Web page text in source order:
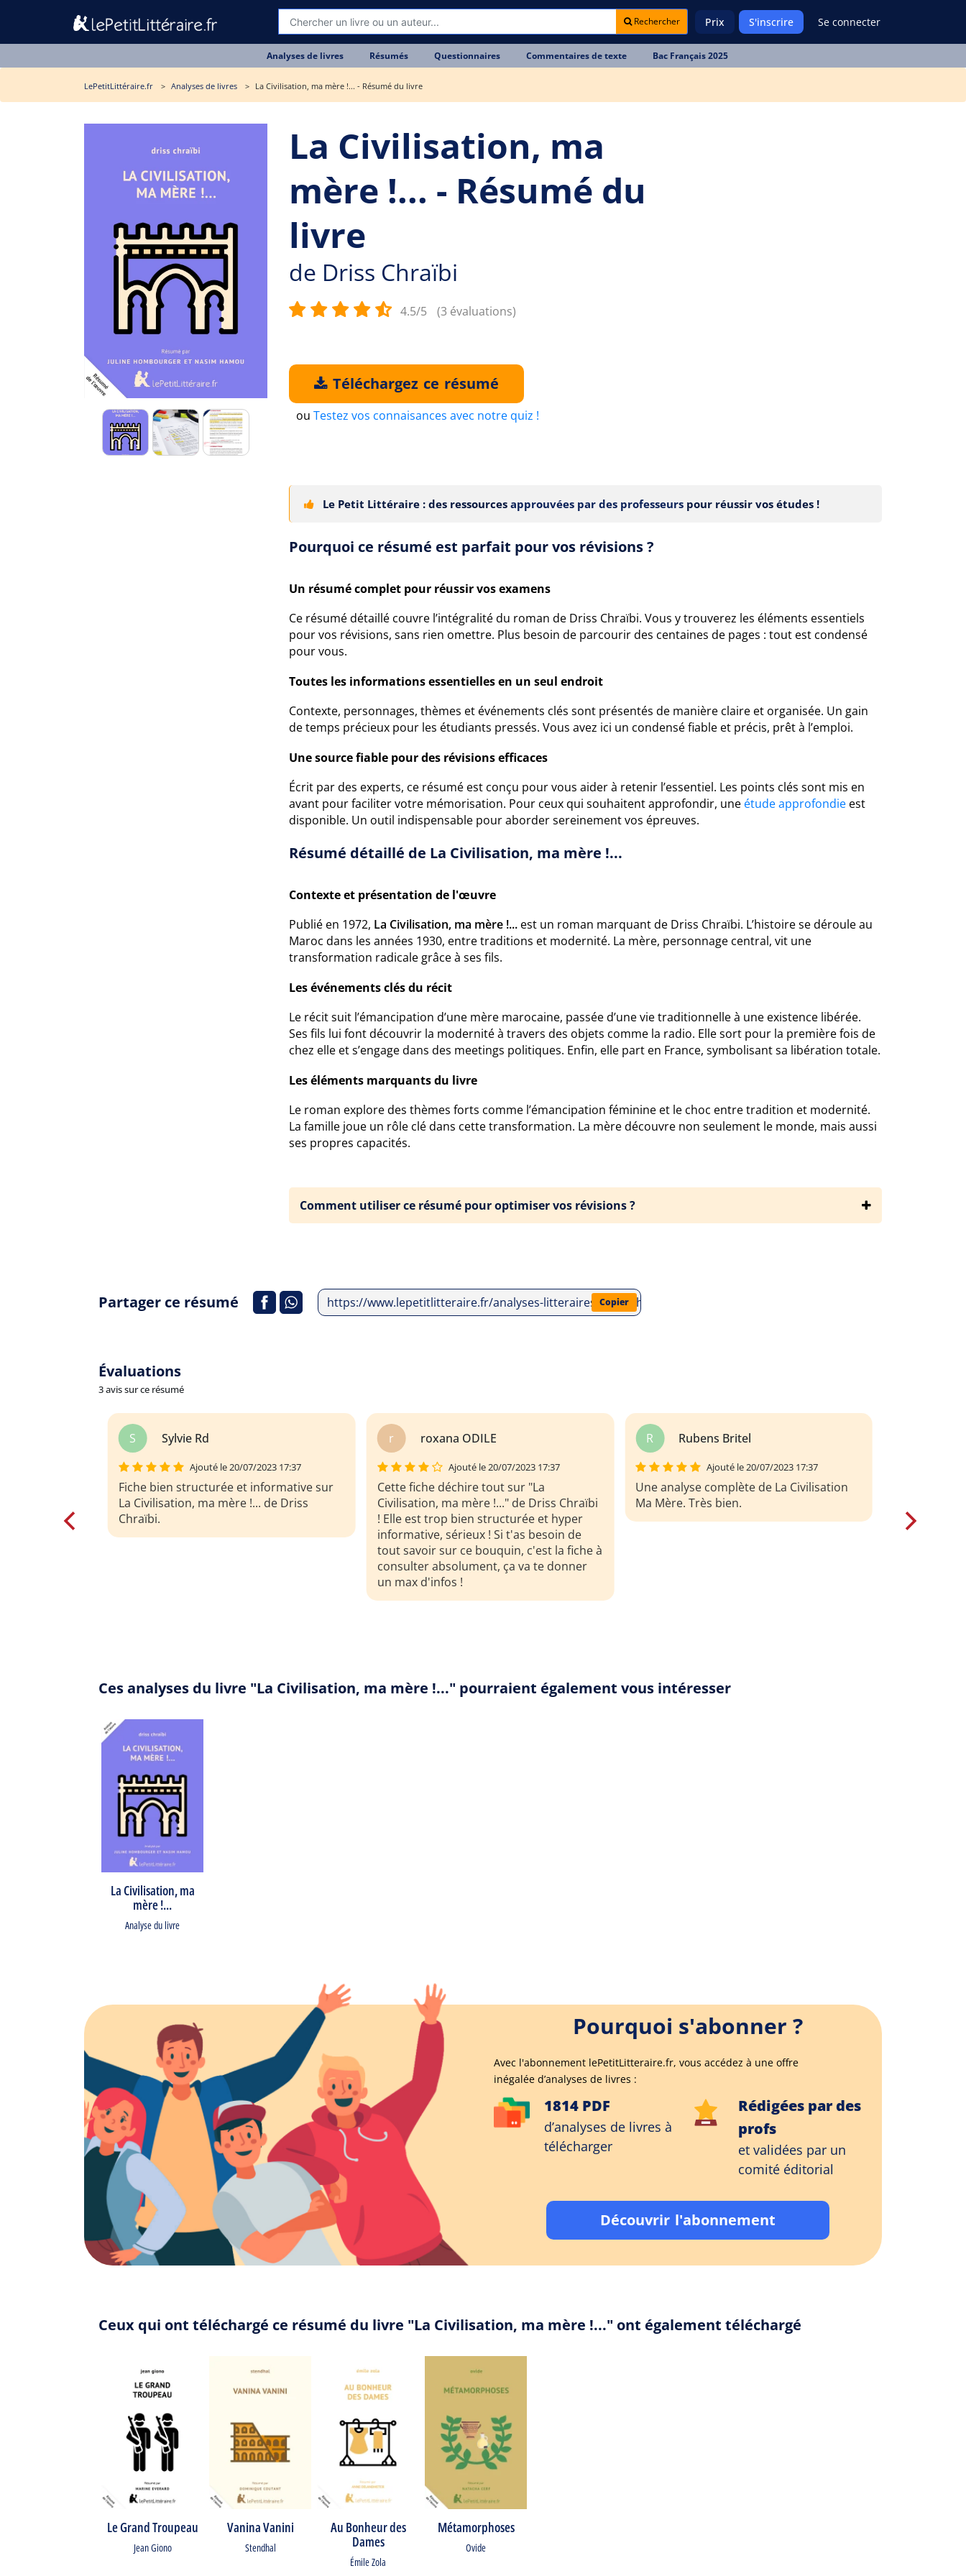
Rechercher Prix S'inscrire Se connecter
Analyses de livres Résumés Questionnaires Commentaires de texte Bac Français 2025
LePetitLittéraire.fr Analyses de livres La Civilisation, ma mère !... - Résumé du livre
La Civilisation, ma
mère !... - Résumé du
livre
de Driss Chraïbi
4.5/5 (3 évaluations)
Téléchargez ce résumé
ou Testez vos connaisances avec notre quiz !
Le Petit Littéraire : des ressources approuvées par des professeurs pour réussir vos études !
Pourquoi ce résumé est parfait pour vos révisions ?
Un résumé complet pour réussir vos examens
Ce résumé détaillé couvre l’intégralité du roman de Driss Chraïbi. Vous y trouverez les éléments essentiels
pour vos révisions, sans rien omettre. Plus besoin de parcourir des centaines de pages : tout est condensé
pour vous.
Toutes les informations essentielles en un seul endroit
Contexte, personnages, thèmes et événements clés sont présentés de manière claire et organisée. Un gain
de temps précieux pour les étudiants pressés. Vous avez ici un condensé fiable et précis, prêt à l’emploi.
Une source fiable pour des révisions efficaces
Écrit par des experts, ce résumé est conçu pour vous aider à retenir l’essentiel. Les points clés sont mis en
avant pour faciliter votre mémorisation. Pour ceux qui souhaitent approfondir, une étude approfondie est
disponible. Un outil indispensable pour aborder sereinement vos épreuves.
Résumé détaillé de La Civilisation, ma mère !...
Contexte et présentation de l'œuvre
Publié en 1972, La Civilisation, ma mère !... est un roman marquant de Driss Chraïbi. L’histoire se déroule au
Maroc dans les années 1930, entre traditions et modernité. La mère, personnage central, vit une
transformation radicale grâce à ses fils.
Les événements clés du récit
Le récit suit l’émancipation d’une mère marocaine, passée d’une vie traditionnelle à une existence libérée.
Ses fils lui font découvrir la modernité à travers des objets comme la radio. Elle sort pour la première fois de
chez elle et s’engage dans des meetings politiques. Enfin, elle part en France, symbolisant sa libération totale.
Les éléments marquants du livre
Le roman explore des thèmes forts comme l’émancipation féminine et le choc entre tradition et modernité.
La famille joue un rôle clé dans cette transformation. La mère découvre non seulement le monde, mais aussi
ses propres capacités.
Comment utiliser ce résumé pour optimiser vos révisions ?
Partager ce résumé https://www.lepetitlitteraire.fr/analyses-litteraires/driss-chraibi/la-civilisation-ma-mere/resume
Copier
Évaluations
3 avis sur ce résumé
r roxana ODILE
Ajouté le 20/07/2023 17:37
Cette fiche déchire tout sur "La
Civilisation, ma mère !..." de Driss Chraïbi
! Elle est trop bien structurée et hyper
informative, sérieux ! Si t'as besoin de
R Rubens Britel
Ajouté le 20/07/2023 17:37
Une analyse complète de La Civilisation
Ma Mère. Très bien.
Ces analyses du livre "La Civilisation, ma mère !..." pourraient également vous intéresser
La Civilisation, ma
mère !...
Analyse du livre
Pourquoi s'abonner ?
Avec l'abonnement lePetitLitteraire.fr, vous accédez à une offre
inégalée d’analyses de livres :
1814 PDF
d’analyses de livres à
télécharger
Rédigées par des
profs
et validées par un
comité éditorial
Découvrir l'abonnement
Ceux qui ont téléchargé ce résumé du livre "La Civilisation, ma mère !..." ont également téléchargé
Le Grand Troupeau
Jean Giono
Vanina Vanini
Stendhal
Au Bonheur des
Dames
Émile Zola
Métamorphoses
Ovide